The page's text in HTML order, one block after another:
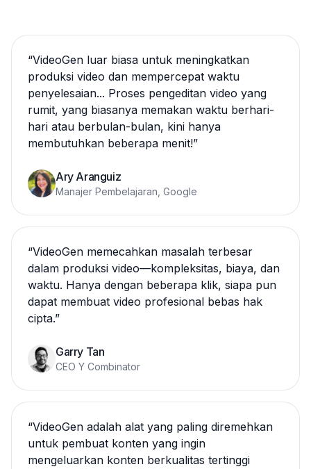
“VideoGen luar biasa untuk meningkatkan
produksi video dan mempercepat waktu
penyelesaian... Proses pengeditan video yang
rumit, yang biasanya memakan waktu berhari-
hari atau berbulan-bulan, kini hanya
membutuhkan beberapa menit!”
Ary Aranguiz
Manajer Pembelajaran, Google
“VideoGen memecahkan masalah terbesar
dalam produksi video—kompleksitas, biaya, dan
waktu. Hanya dengan beberapa klik, siapa pun
dapat membuat video profesional bebas hak
cipta.”
Garry Tan
CEO Y Combinator
“VideoGen adalah alat yang paling diremehkan
untuk pembuat konten yang ingin
mengeluarkan konten berkualitas tertinggi